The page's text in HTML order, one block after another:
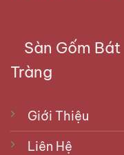
Sàn Gốm Bát
Tràng
Giới Thiệu
Liên Hệ